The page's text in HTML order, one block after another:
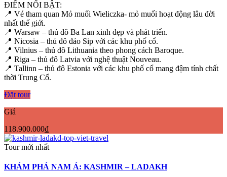
ĐIỂM NỔI BẬT:
📍 Vé tham quan Mỏ muối Wieliczka- mỏ muối hoạt động lâu đời
nhất thế giới.
📍 Warsaw – thủ đô Ba Lan xinh đẹp và phát triển.
📍 Nicosia – thủ đô đảo Sip với các khu phố cổ.
📍 Vilnius – thủ đô Lithuania theo phong cách Baroque.
📍 Riga – thủ đô Latvia với nghệ thuật Nouveau.
📍 Tallinn – thủ đô Estonia với các khu phố cổ mang đậm tính chất
thời Trung Cổ.
Đặt tour
Giá
118.900.000₫
Tour mới nhất
KHÁM PHÁ NAM Á: KASHMIR – LADAKH